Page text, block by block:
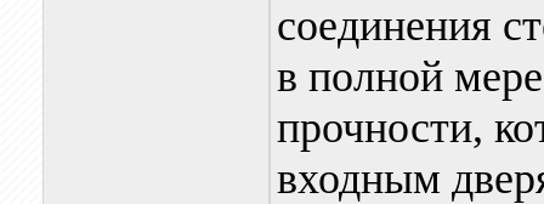
соединения
в полной
прочности,
входным